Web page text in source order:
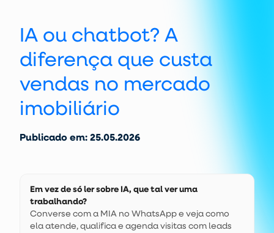
IA ou chatbot? A
diferença que custa
vendas no mercado
imobiliário
Publicado em: 25.05.2026
Em vez de só ler sobre IA, que tal ver uma
trabalhando?
Converse com a MIA no WhatsApp e veja como
ela atende, qualifica e agenda visitas com leads